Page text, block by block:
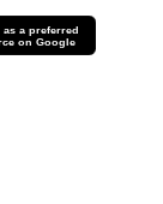
as a preferred
on Google